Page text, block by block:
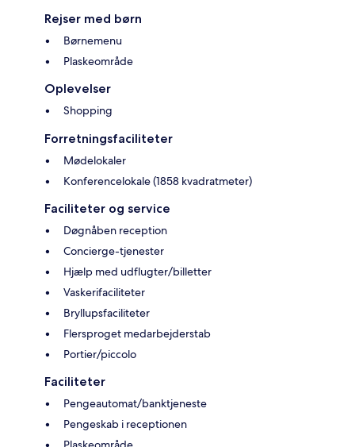
Rejser med børn
Børnemenu
Plaskeområde
Oplevelser
Shopping
Forretningsfaciliteter
Mødelokaler
Konferencelokale (1858 kvadratmeter)
Faciliteter og service
Døgnåben reception
Concierge-tjenester
Hjælp med udflugter/billetter
Vaskerifaciliteter
Bryllupsfaciliteter
Flersproget medarbejderstab
Portier/piccolo
Faciliteter
Pengeautomat/banktjeneste
Pengeskab i receptionen